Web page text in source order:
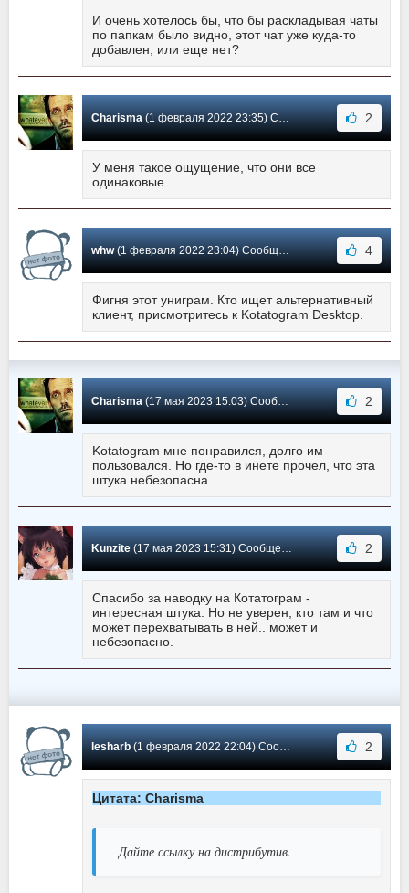
И очень хотелось бы, что бы раскладывая чаты
по папкам было видно, этот чат уже куда-то
добавлен, или еще нет?
Charisma(1 февраля 2022 23:35) Сообщение #8 2
У меня такое ощущение, что они все
одинаковые.
whw(1 февраля 2022 23:04) Сообщение #7 4
Фигня этот униграм. Кто ищет альтернативный
клиент, присмотритесь к Kotatogram Desktop.
Charisma(17 мая 2023 15:03) Сообщение #6 2
Kotatogram мне понравился, долго им
пользовался. Но где-то в инете прочел, что эта
штука небезопасна.
Kunzite(17 мая 2023 15:31) Сообщение #5 2
Спасибо за наводку на Котатограм -
интересная штука. Но не уверен, кто там и что
может перехватывать в ней.. может и
небезопасно.
lesharb(1 февраля 2022 22:04) Сообщение #4 2
Цитата: Charisma
Дайте ссылку на дистрибутив.